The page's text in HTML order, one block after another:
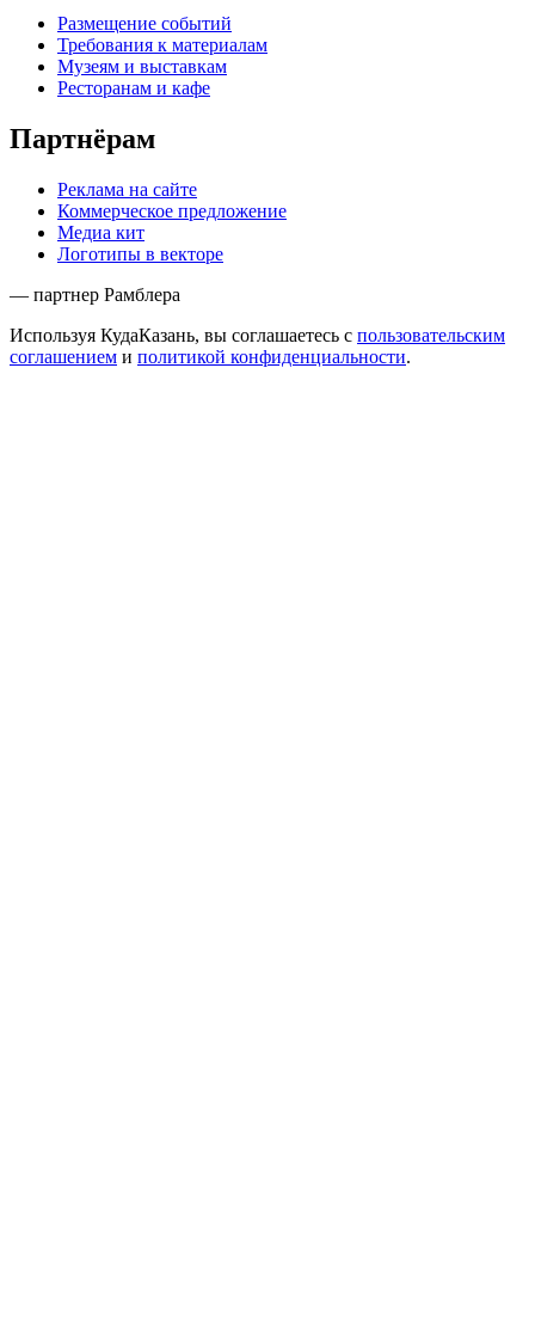
Размещение событий
Требования к материалам
Музеям и выставкам
Ресторанам и кафе
Партнёрам
Реклама на сайте
Коммерческое предложение
Медиа кит
Логотипы в векторе
— партнер Рамблера
Используя КудаКазань, вы соглашаетесь с пользовательским
соглашением и политикой конфиденциальности.